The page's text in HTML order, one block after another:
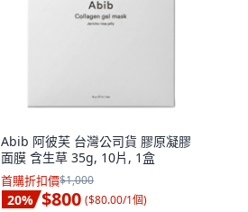
Abib 阿彼芙 台灣公司貨 膠原凝膠
面膜 含生草 35g, 10片, 1盒
首購折扣價$1,000
20% $800 ($80.00/1個)